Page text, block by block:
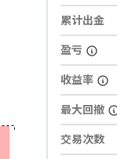
累计出金
盈亏
收益率
最大回撤
交易次数